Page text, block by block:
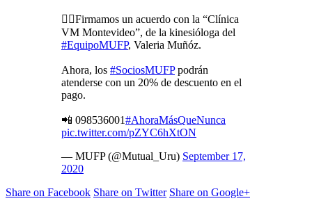
✍🏼Firmamos un acuerdo con la “Clínica
VM Montevideo”, de la kinesióloga del
#EquipoMUFP, Valeria Muñóz.
Ahora, los #SociosMUFPpodrán
atenderse con un 20% de descuento en el
pago.
📲 098536001#AhoraMásQueNunca
pic.twitter.com/pZYC6hXtON
— MUFP (@Mutual_Uru) September 17,
2020
Share on Facebook Share on Twitter Share on Google+